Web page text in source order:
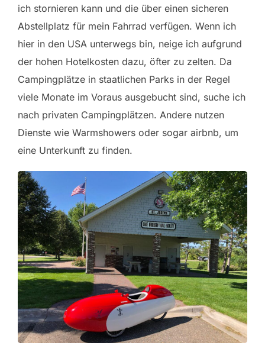
ich stornieren kann und die über einen sicheren
Abstellplatz für mein Fahrrad verfügen. Wenn ich
hier in den USA unterwegs bin, neige ich aufgrund
der hohen Hotelkosten dazu, öfter zu zelten. Da
Campingplätze in staatlichen Parks in der Regel
viele Monate im Voraus ausgebucht sind, suche ich
nach privaten Campingplätzen. Andere nutzen
Dienste wie Warmshowers oder sogar airbnb, um
eine Unterkunft zu finden.